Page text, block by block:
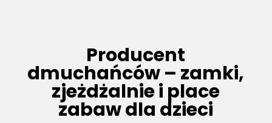
Producent
dmuchańców – zamki,
zjeżdżalnie i place
zabaw dla dzieci